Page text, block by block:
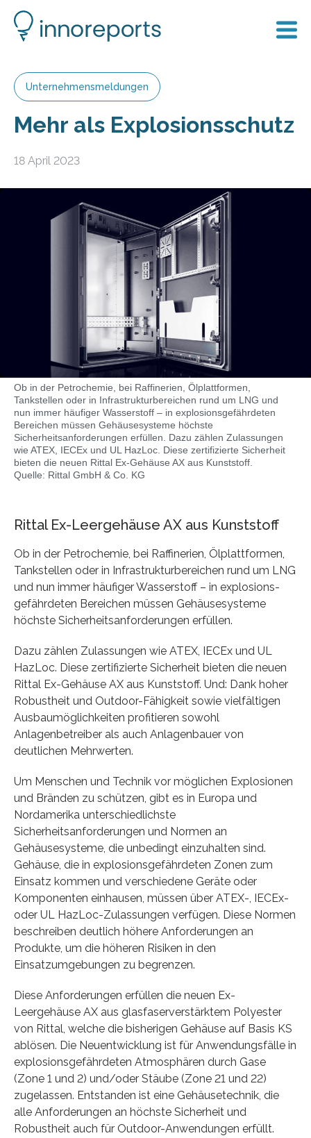
Unternehmensmeldungen
Mehr als Explosionsschutz
18 April 2023
Ob in der Petrochemie, bei Raffinerien, Ölplattformen,
Tankstellen oder in Infrastrukturbereichen rund um LNG und
nun immer häufiger Wasserstoff – in explosionsgefährdeten
Bereichen müssen Gehäusesysteme höchste
Sicherheitsanforderungen erfüllen. Dazu zählen Zulassungen
wie ATEX, IECEx und UL HazLoc. Diese zertifizierte Sicherheit
bieten die neuen Rittal Ex-Gehäuse AX aus Kunststoff.
Quelle: Rittal GmbH & Co. KG
Rittal Ex-Leergehäuse AX aus Kunststoff
Ob in der Petrochemie, bei Raffinerien, Ölplattformen,
Tankstellen oder in Infrastrukturbereichen rund um LNG
und nun immer häufiger Wasserstoff – in explosions-
gefährdeten Bereichen müssen Gehäusesysteme
höchste Sicherheitsanforderungen erfüllen.
Dazu zählen Zulassungen wie ATEX, IECEx und UL
HazLoc. Diese zertifizierte Sicherheit bieten die neuen
Rittal Ex-Gehäuse AX aus Kunststoff. Und: Dank hoher
Robustheit und Outdoor-Fähigkeit sowie vielfältigen
Ausbaumöglichkeiten profitieren sowohl
Anlagenbetreiber als auch Anlagenbauer von
deutlichen Mehrwerten.
Um Menschen und Technik vor möglichen Explosionen
und Bränden zu schützen, gibt es in Europa und
Nordamerika unterschiedlichste
Sicherheitsanforderungen und Normen an
Gehäusesysteme, die unbedingt einzuhalten sind.
Gehäuse, die in explosionsgefährdeten Zonen zum
Einsatz kommen und verschiedene Geräte oder
Komponenten einhausen, müssen über ATEX-, IECEx-
oder UL HazLoc-Zulassungen verfügen. Diese Normen
beschreiben deutlich höhere Anforderungen an
Produkte, um die höheren Risiken in den
Einsatzumgebungen zu begrenzen.
Diese Anforderungen erfüllen die neuen Ex-
Leergehäuse AX aus glasfaserverstärktem Polyester
von Rittal, welche die bisherigen Gehäuse auf Basis KS
ablösen. Die Neuentwicklung ist für Anwendungsfälle in
explosionsgefährdeten Atmosphären durch Gase
(Zone 1 und 2) und/oder Stäube (Zone 21 und 22)
zugelassen. Entstanden ist eine Gehäusetechnik, die
alle Anforderungen an höchste Sicherheit und
Robustheit auch für Outdoor-Anwendungen erfüllt.